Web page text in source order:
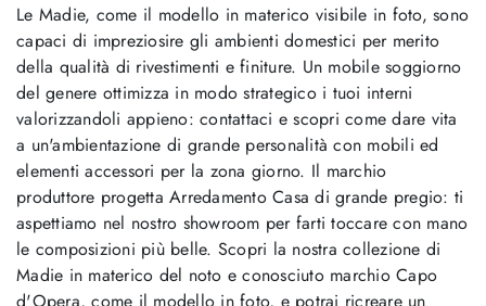
Le Madie, come il modello in materico visibile in foto, sono
capaci di impreziosire gli ambienti domestici per merito
della qualità di rivestimenti e finiture. Un mobile soggiorno
del genere ottimizza in modo strategico i tuoi interni
valorizzandoli appieno: contattaci e scopri come dare vita
a un'ambientazione di grande personalità con mobili ed
elementi accessori per la zona giorno. Il marchio
produttore progetta Arredamento Casa di grande pregio: ti
aspettiamo nel nostro showroom per farti toccare con mano
le composizioni più belle. Scopri la nostra collezione di
Madie in materico del noto e conosciuto marchio Capo